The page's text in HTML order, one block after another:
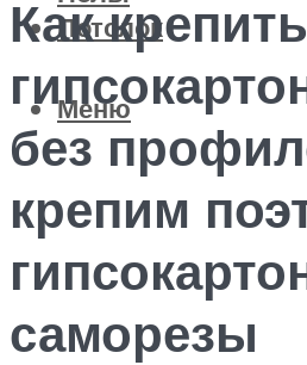
Потолок
Меню
Как крепить
без
крепим
саморезы